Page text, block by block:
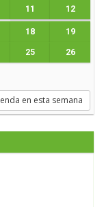
11 12
18 19
25 26
en esta semana